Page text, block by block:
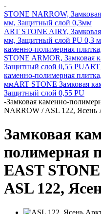
-
STONE NARROW,
мм, Защитный слой 0,3мм
ART STONE AIRY,
мм, Защитный слой PU 0,3
каменно-полимерная
STONE ARMOR, Замковая
Защитный слой 0,55 PU
каменно-полимерная
ммART STONE Замковая
Защитный слой 0,55 PU
-Замковая каменно-
NARROW / ASL 122, Ясень
Замковая
полимерная
EAST
ASL 122,